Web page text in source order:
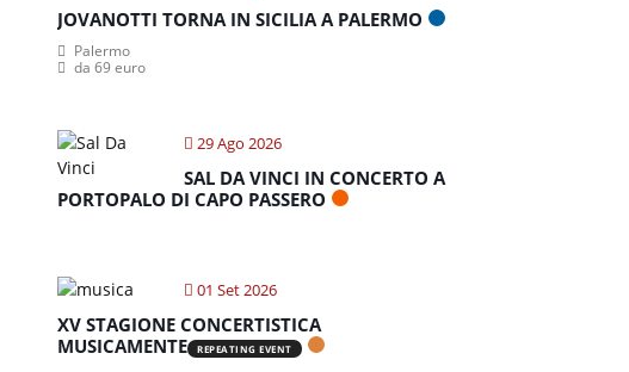
JOVANOTTI TORNA IN SICILIA A PALERMO
Palermo
da 69 euro
29 Ago 2026
SAL DA VINCI IN CONCERTO A
PORTOPALO DI CAPO PASSERO
01 Set 2026
XV STAGIONE CONCERTISTICA
MUSICAMENTE
REPEATING EVENT